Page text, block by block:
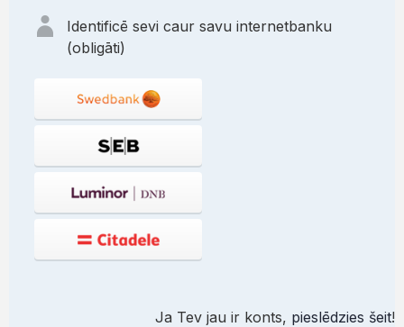
Identificē sevi caur savu internetbanku
(obligāti)
Ja Tev jau ir konts, pieslēdzies šeit!